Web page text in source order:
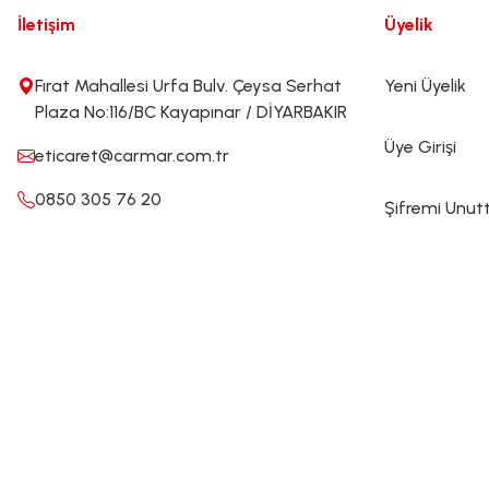
İletişim
Fırat Mahallesi Urfa Bulv. Çeysa Serhat
Plaza No:116/BC Kayapınar / DİYARBAKIR
eticaret@carmar.com.tr
0850 305 76 20
Üyelik
Yeni Üyelik
Üye Girişi
Şifremi